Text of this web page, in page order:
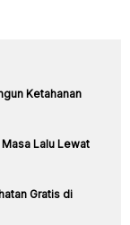
Ketahanan
Lalu Lewat
Gratis di